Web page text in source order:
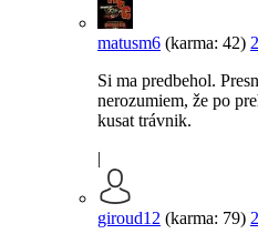
matusm6 (karma: 42)
Si ma predbehol.
nerozumiem, že po
kusat trávnik.
|
giroud12 (karma: 79)